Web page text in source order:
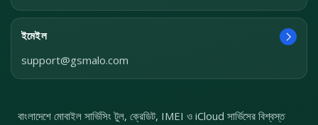
ইমেইল
support@gsmalo.com
বাংলাদেশে মোবাইল সার্ভিসিং টুল, ক্রেডিট, IMEI ও iCloud সার্ভিসের বিশ্বস্ত